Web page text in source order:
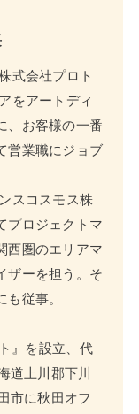
式会社プロト
をアートディ
、お客様の一番
営業職にジョブ
スコスモス株
プロジェクトマ
西圏のエリアマ
ザーを担う。そ
従事。
』を設立、代
道上川郡下川
市に秋田オフ